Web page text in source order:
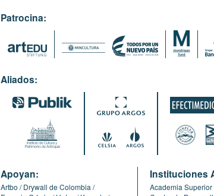
Patrocina:
Aliados:
Apoyan:
Artbo
Drywall de Colombia
Instituciones
Academia Superior